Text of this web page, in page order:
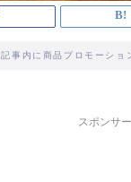
記事内に商品プロモーショ
スポンサ